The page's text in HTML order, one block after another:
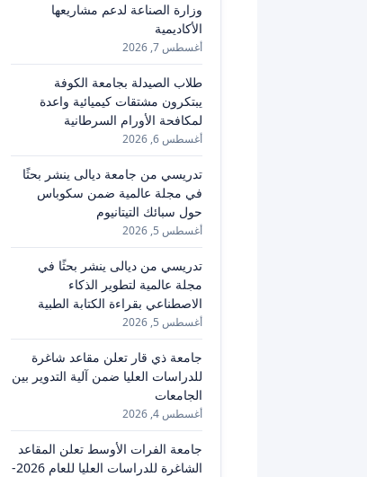
وزارة الصناعة لدعم مشاريعها
الأكاديمية
أغسطس 7, 2026
طلاب الصيدلة بجامعة الكوفة
يبتكرون مشتقات كيميائية واعدة
لمكافحة الأورام السرطانية
أغسطس 6, 2026
تدريسي من جامعة ديالى ينشر بحثًا
في مجلة عالمية ضمن سكوباس
حول سبائك التيتانيوم
أغسطس 5, 2026
تدريسي من ديالى ينشر بحثًا في
مجلة عالمية لتطوير الذكاء
الاصطناعي بقراءة الكتابة الطبية
أغسطس 5, 2026
جامعة ذي قار تعلن مقاعد شاغرة
للدراسات العليا ضمن آلية التدوير بين
الجامعات
أغسطس 4, 2026
جامعة الفرات الأوسط تعلن المقاعد
الشاغرة للدراسات العليا للعام 2026-